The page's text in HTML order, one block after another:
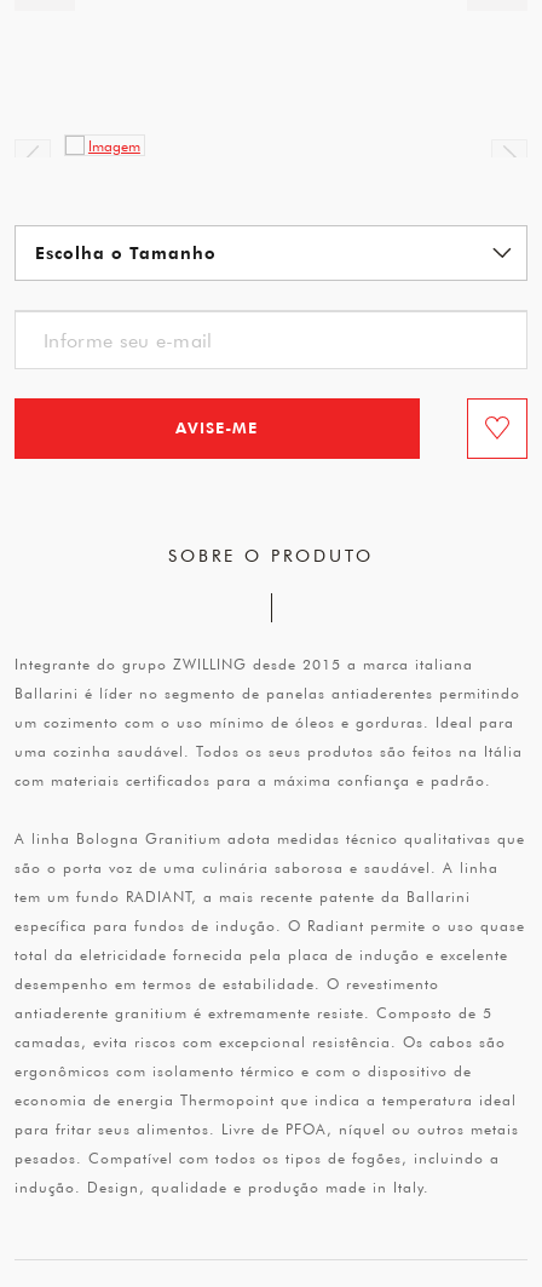
AVISE-ME
SOBRE O PRODUTO
Integrante do grupo ZWILLING desde 2015 a marca italiana
Ballarini é líder no segmento de panelas antiaderentes permitindo
um cozimento com o uso mínimo de óleos e gorduras. Ideal para
uma cozinha saudável. Todos os seus produtos são feitos na Itália
com materiais certificados para a máxima confiança e padrão.
A linha Bologna Granitium adota medidas técnico qualitativas que
são o porta voz de uma culinária saborosa e saudável. A linha
tem um fundo RADIANT, a mais recente patente da Ballarini
específica para fundos de indução. O Radiant permite o uso quase
total da eletricidade fornecida pela placa de indução e excelente
desempenho em termos de estabilidade. O revestimento
antiaderente granitium é extremamente resiste. Composto de 5
camadas, evita riscos com excepcional resistência. Os cabos são
ergonômicos com isolamento térmico e com o dispositivo de
economia de energia Thermopoint que indica a temperatura ideal
para fritar seus alimentos. Livre de PFOA, níquel ou outros metais
pesados. Compatível com todos os tipos de fogões, incluindo a
indução. Design, qualidade e produção made in Italy.